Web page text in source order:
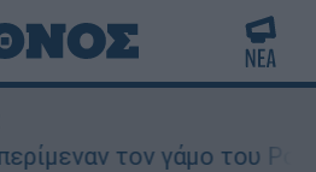
τον γάμο του